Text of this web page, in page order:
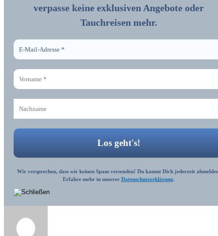
verpasse keine exklusiven Angebote oder
Tauchreisen mehr.
Wir versprechen, dass wir keinen Spam versenden! Du kannst Dich jederzeit
Erfahre mehr in unserer Datenschutzerklärung.